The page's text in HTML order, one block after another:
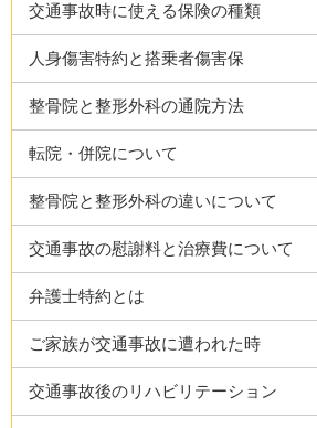
交通事故時に使える保険の種類
人身傷害特約と搭乗者傷害保
整骨院と整形外科の通院方法
転院・併院について
整骨院と整形外科の違いについて
交通事故の慰謝料と治療費について
弁護士特約とは
ご家族が交通事故に遭われた時
交通事故後のリハビリテーション